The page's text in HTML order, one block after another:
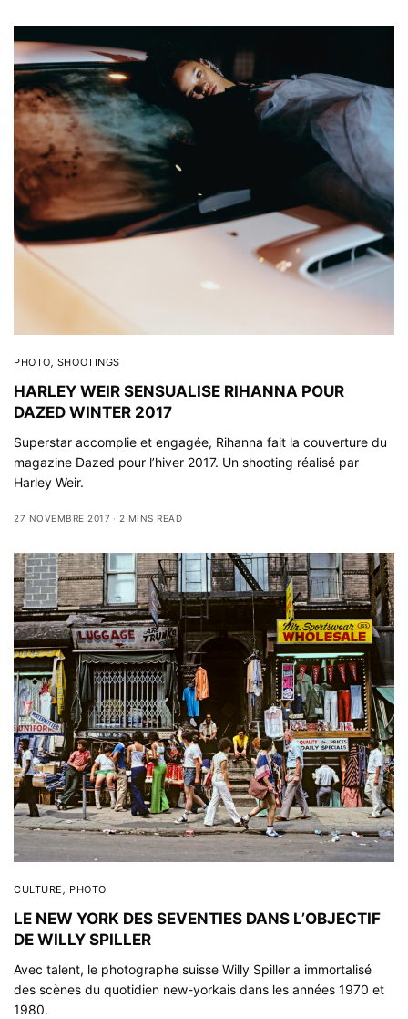
PHOTO, SHOOTINGS
HARLEY WEIR SENSUALISE RIHANNA POUR
DAZED WINTER 2017
Superstar accomplie et engagée, Rihanna fait la couverture du
magazine Dazed pour l’hiver 2017. Un shooting réalisé par
Harley Weir.
27 NOVEMBRE 2017 2 MINS READ
CULTURE, PHOTO
LE NEW YORK DES SEVENTIES DANS L’OBJECTIF
DE WILLY SPILLER
Avec talent, le photographe suisse Willy Spiller a immortalisé
des scènes du quotidien new-yorkais dans les années 1970 et
1980.